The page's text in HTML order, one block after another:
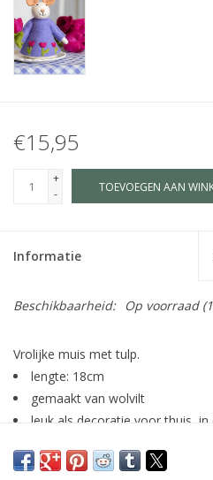
€15,95
+
-
TOEVOEGEN AAN
Informatie
Beschikbaarheid: Op voorraad
Vrolijke muis met tulp.
lengte: 18cm
gemaakt van wolvilt
leuk als decoratie voor thuis,
fairtrade gemaakt in Nepal